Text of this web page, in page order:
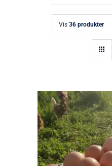
Vis 36 produkter